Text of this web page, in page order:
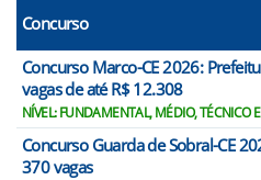
Concurso
Concurso Marco-CE 2026:
vagas de até R$ 12.308
NÍVEL: FUNDAMENTAL, MÉDIO, TÉCNICO
Concurso Guarda de Sobral-CE
370 vagas